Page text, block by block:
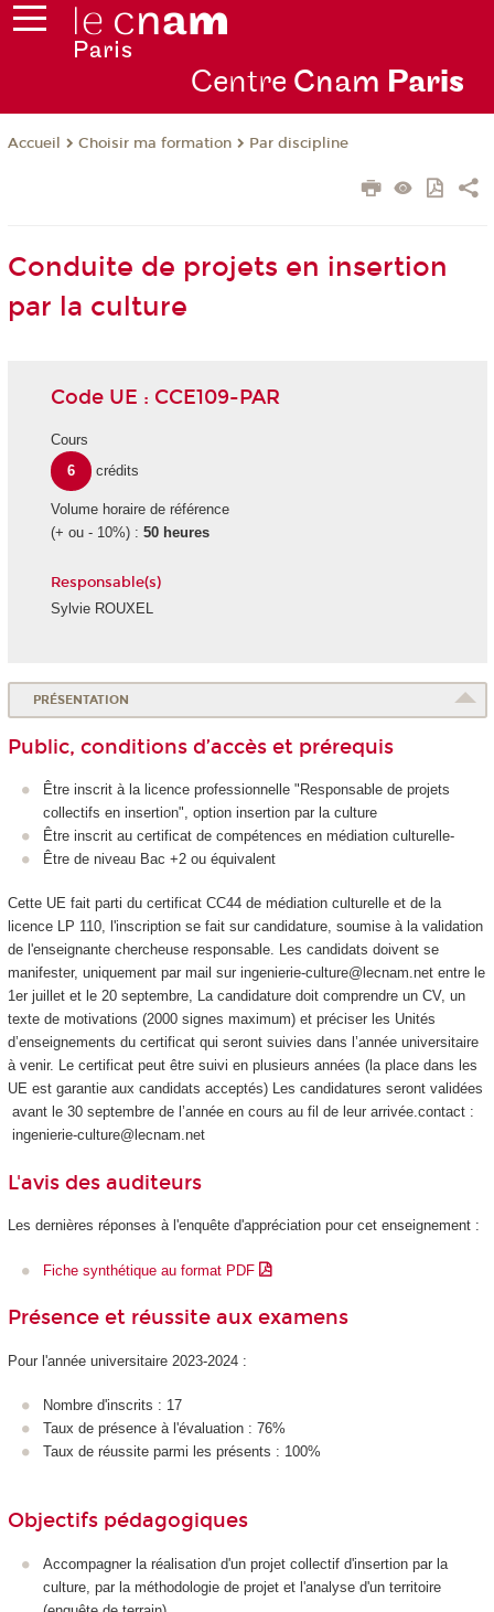
Centre Cnam Paris
Accueil Choisir ma formation Par discipline
Conduite de projets en insertion
par la culture
Code UE : CCE109-PAR
Cours
6
crédits
Volume horaire de référence
(+ ou - 10%) : 50 heures
Responsable(s)
Sylvie ROUXEL
PRÉSENTATION
Public, conditions d’accès et prérequis
Être inscrit à la licence professionnelle "Responsable de projets
collectifs en insertion", option insertion par la culture
Être inscrit au certificat de compétences en médiation culturelle-
Être de niveau Bac +2 ou équivalent
Cette UE fait parti du certificat CC44 de médiation culturelle et de la
licence LP 110, l'inscription se fait sur candidature, soumise à la validation
de l'enseignante chercheuse responsable. Les candidats doivent se
manifester, uniquement par mail sur ingenierie-culture@lecnam.net entre le
1er juillet et le 20 septembre, La candidature doit comprendre un CV, un
texte de motivations (2000 signes maximum) et préciser les Unités
d’enseignements du certificat qui seront suivies dans l’année universitaire
à venir. Le certificat peut être suivi en plusieurs années (la place dans les
UE est garantie aux candidats acceptés) Les candidatures seront validées
avant le 30 septembre de l’année en cours au fil de leur arrivée.contact :
ingenierie-culture@lecnam.net
L'avis des auditeurs
Les dernières réponses à l'enquête d'appréciation pour cet enseignement :
Fiche synthétique au format PDF
Présence et réussite aux examens
Pour l'année universitaire 2023-2024 :
Nombre d'inscrits : 17
Taux de présence à l'évaluation : 76%
Taux de réussite parmi les présents : 100%
Objectifs pédagogiques
Accompagner la réalisation d'un projet collectif d'insertion par la
culture, par la méthodologie de projet et l'analyse d'un territoire